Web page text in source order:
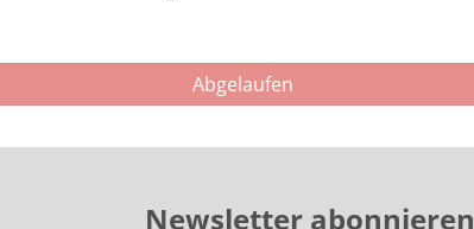
Abgelaufen
Newsletter abonnieren